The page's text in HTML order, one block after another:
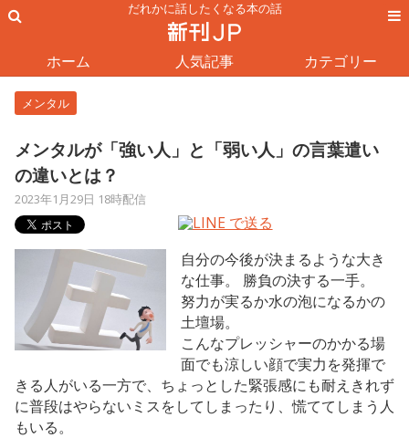
だれかに話したくなる本の話
ホーム 人気記事 カテゴリー
メンタル
メンタルが「強い人」と「弱い人」の言葉遣い
の違いとは？
2023年1月29日 18時配信
自分の今後が決まるような大き
な仕事。 勝負の決する一手。
努力が実るか水の泡になるかの
土壇場。
こんなプレッシャーのかかる場
面でも涼しい顔で実力を発揮で
きる人がいる一方で、ちょっとした緊張感にも耐えきれず
に普段はやらないミスをしてしまったり、慌ててしまう人
もいる。